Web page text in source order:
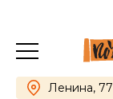
Ленина, 77